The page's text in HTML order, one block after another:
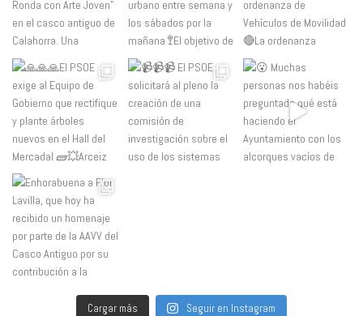
Cargar más Seguir en Instagram